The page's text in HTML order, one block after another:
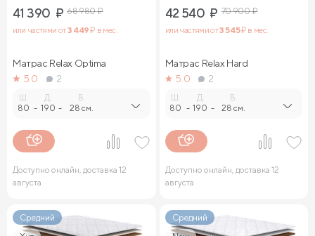
41 390 ₽ 68 980₽
или частями от3 449₽ в мес.
Матрас Relax Optima
5.0
2
80 -
Д.
190 -
В.
28 см.
Доступно онлайн, доставка 12
августа
42 540 ₽ 70 900₽
или частями от3 545₽ в мес.
Матрас Relax Нard
5.0
2
80 -
Д.
190 -
В.
28 см.
Доступно онлайн, доставка 12
августа
Средний
Средний